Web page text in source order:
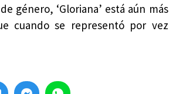
género, ‘Gloriana’ está aún más
cuando se representó por vez